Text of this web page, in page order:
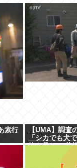
素行
【UMA】調査
「シカでも犬
物を見た」 札